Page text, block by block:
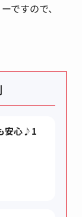
ですので、
安心♪1